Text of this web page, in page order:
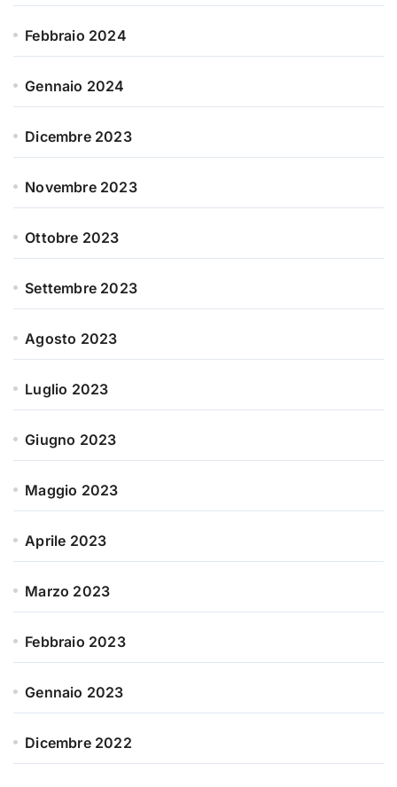
Febbraio 2024
Gennaio 2024
Dicembre 2023
Novembre 2023
Ottobre 2023
Settembre 2023
Agosto 2023
Luglio 2023
Giugno 2023
Maggio 2023
Aprile 2023
Marzo 2023
Febbraio 2023
Gennaio 2023
Dicembre 2022